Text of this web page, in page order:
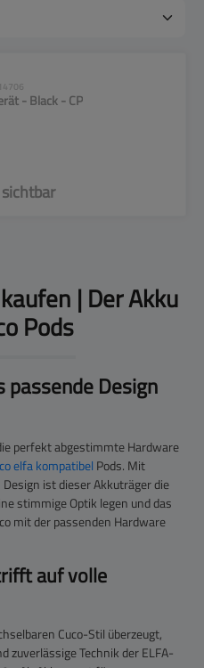
- Black - CP
| Der Akku
Pods
passende Design
perfekt abgestimmte Hardware
elfa kompatibel Pods. Mit
ist dieser Akkuträger die
stimmige Optik legen und das
mit der passenden Hardware
auf volle
Cuco-Stil überzeugt,
zuverlässige Technik der ELFA-